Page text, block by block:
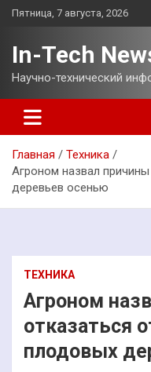
Перейти
Пятница, 7 августа, 2026
In-Tech
Научно-технический
Главная
Техника
Агроном назвал
деревьев осенью
ТЕХНИКА
Агроном
отказаться
плодовых